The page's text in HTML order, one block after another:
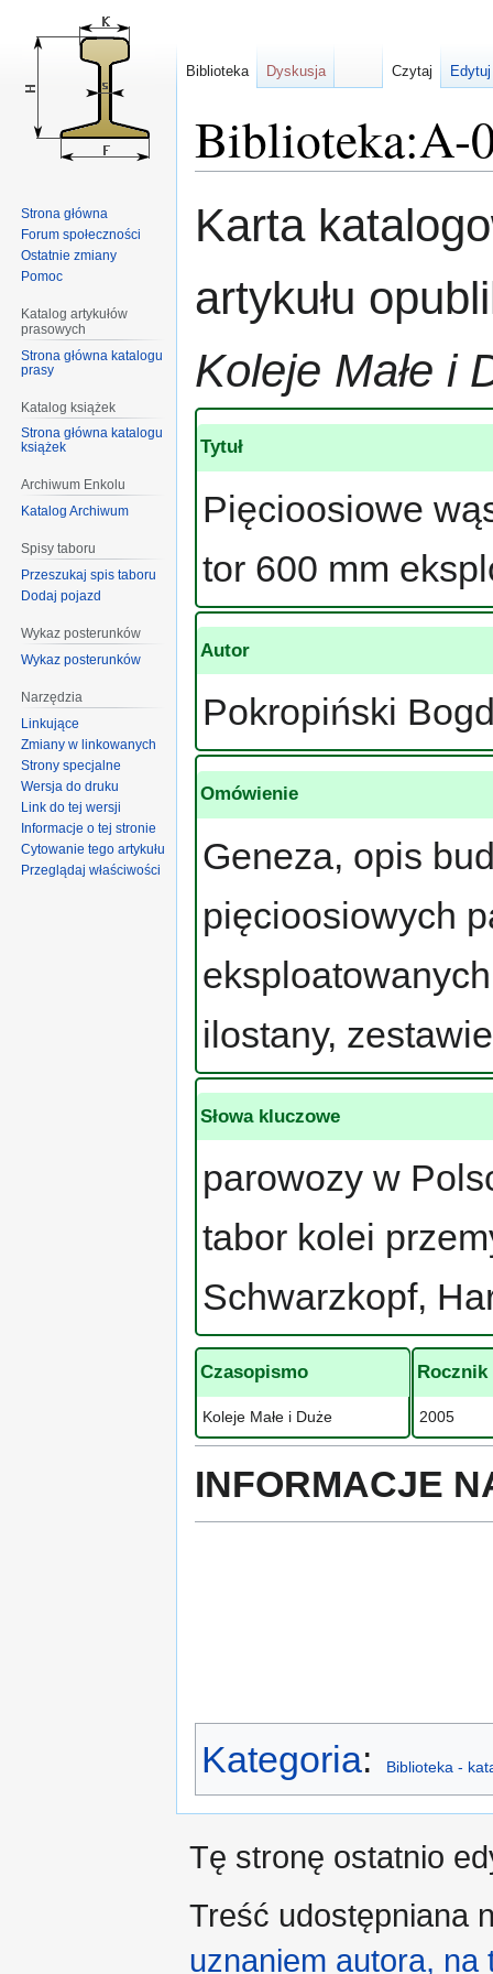
Biblioteka:A-
do
do
Karta
artykułu
Koleje Małe i
Tytuł
Pięcioosiowe
tor 600 mm
Autor
Pokropiński
Omówienie
Geneza, opis
pięcioosiowych
ilostany,
Słowa kluczowe
parowozy w
tabor kolei
Schwarzkopf,
Czasopismo
Koleje Małe i Duże
Rocznik
2005
INFORMACJE
Kategoria: Biblioteka -
Biblioteka Dyskusja Czytaj
Strona główna
Forum społeczności
Ostatnie zmiany
Pomoc
Katalog artykułów
prasowych
Strona główna katalogu
prasy
Katalog książek
Strona główna katalogu
książek
Archiwum Enkolu
Katalog Archiwum
Spisy taboru
Przeszukaj spis taboru
Dodaj pojazd
Wykaz posterunków
Wykaz posterunków
Narzędzia
Linkujące
Zmiany w linkowanych
Strony specjalne
Wersja do druku
Link do tej wersji
Informacje o tej stronie
Cytowanie tego artykułu
Przeglądaj właściwości
Tę stronę ostatnio
Treść udostępniana
uznaniem autora,